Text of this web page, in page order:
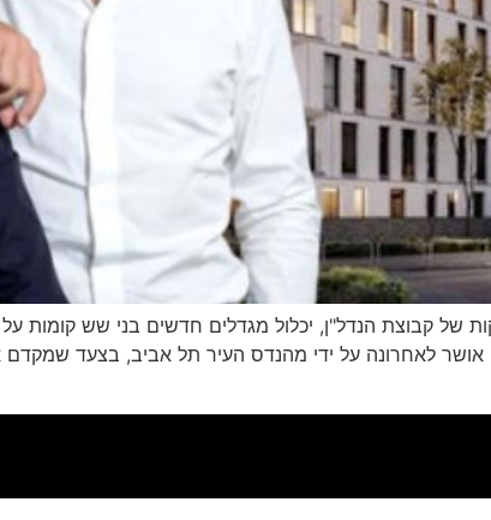
העיצובי אושר לאחרונה על ידי מהנדס העיר תל אביב, בצעד